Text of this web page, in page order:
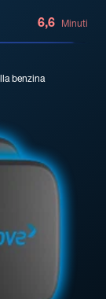
6,6 Minuti
benzina